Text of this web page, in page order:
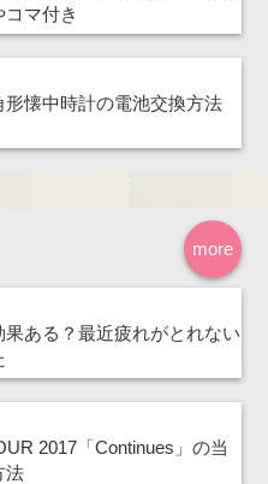
マ付き
形懐中時計の電池交換方法
more
ある？最近疲れがとれない
2017「Continues」の当
法